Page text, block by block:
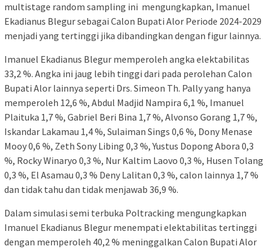
multistage random sampling ini mengungkapkan, Imanuel
Ekadianus Blegur sebagai Calon Bupati Alor Periode 2024-2029
menjadi yang tertinggi jika dibandingkan dengan figur lainnya.
Imanuel Ekadianus Blegur memperoleh angka elektabilitas
33,2 %. Angka ini jaug lebih tinggi dari pada perolehan Calon
Bupati Alor lainnya seperti Drs. Simeon Th. Pally yang hanya
memperoleh 12,6 %, Abdul Madjid Nampira 6,1 %, Imanuel
Plaituka 1,7 %, Gabriel Beri Bina 1,7 %, Alvonso Gorang 1,7 %,
Iskandar Lakamau 1,4 %, Sulaiman Sings 0,6 %, Dony Menase
Mooy 0,6 %, Zeth Sony Libing 0,3 %, Yustus Dopong Abora 0,3
%, Rocky Winaryo 0,3 %, Nur Kaltim Laovo 0,3 %, Husen Tolang
0,3 %, El Asamau 0,3 % Deny Lalitan 0,3 %, calon lainnya 1,7 %
dan tidak tahu dan tidak menjawab 36,9 %.
Dalam simulasi semi terbuka Poltracking mengungkapkan
Imanuel Ekadianus Blegur menempati elektabilitas tertinggi
dengan memperoleh 40,2 % meninggalkan Calon Bupati Alor